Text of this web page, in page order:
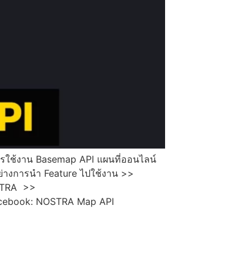
ใช้งาน Basemap API แผนที่ออนไลน์
งการนำ Feature ไปใช้งาน >>
>>
NOSTRA Map API